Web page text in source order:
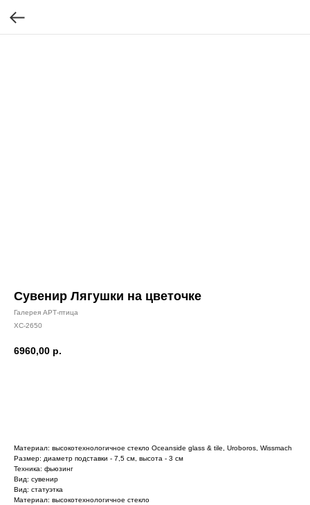
Сувенир Лягушки на цветочке
Галерея АРТ-птица
ХС-2650
6960,00 р.
Материал: высокотехнологичное стекло Oceanside glass & tile, Uroboros, Wissmach
Размер: диаметр подставки - 7,5 см, высота - 3 см
Техника: фьюзинг
Вид: сувенир
Вид: статуэтка
Материал: высокотехнологичное стекло